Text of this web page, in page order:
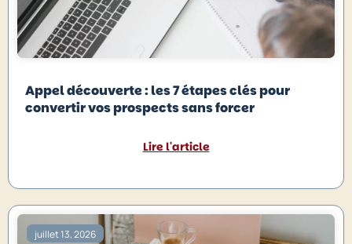
Appel découverte : les 7 étapes clés pour
convertir vos prospects sans forcer
Lire l'article
juillet 13, 2026